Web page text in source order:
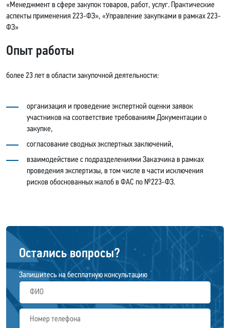
«Менеджмент в сфере закупок товаров, работ, услуг. Практические
аспекты применения 223-ФЗ», «Управление закупками в рамках 223-
ФЗ»
Опыт работы
более 23 лет в области закупочной деятельности:
организация и проведение экспертной оценки заявок
участников на соответствие требованиям Документации о
закупке,
согласование сводных экспертных заключений,
взаимодействие с подразделениями Заказчика в рамках
проведения экспертизы, в том числе в части исключения
рисков обоснованных жалоб в ФАС по №223-ФЗ.
Остались вопросы?
Запишитесь на бесплатную консультацию